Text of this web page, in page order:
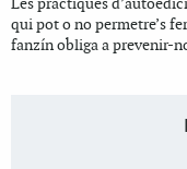
Les pràctiques
qui pot o no permetre’s
fanzín obliga a prevenir-